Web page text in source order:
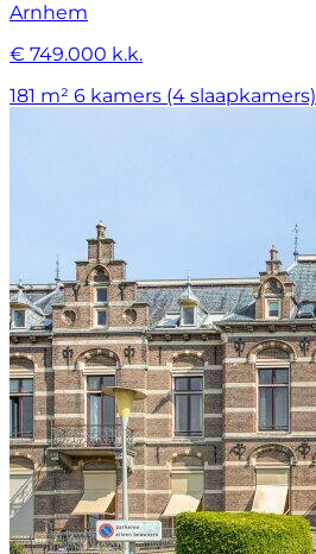
Arnhem
€ 749.000 k.k.
181 m² 6 kamers (4 slaapkamers)